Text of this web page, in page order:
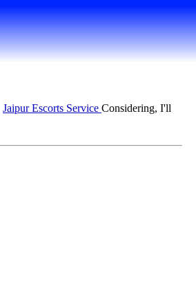
Jaipur Escorts Service Considering, I'll